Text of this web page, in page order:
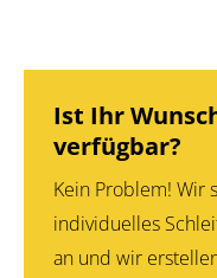
Ist Ihr
verfügbar?
Kein Problem! Wir
individuelles
an und wir